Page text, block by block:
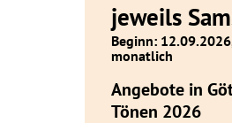
jeweils
Beginn:
monatlich
Angebote in
Tönen 2026